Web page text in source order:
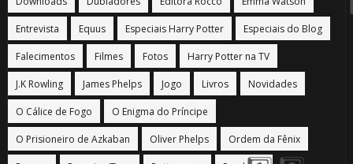
Entrevista Equus Especiais Harry Potter Especiais do Blog
Falecimentos Filmes Fotos Harry Potter na TV
J.K Rowling James Phelps Jogo Livros Novidades
O Cálice de Fogo O Enigma do Príncipe
O Prisioneiro de Azkaban Oliver Phelps Ordem da Fênix